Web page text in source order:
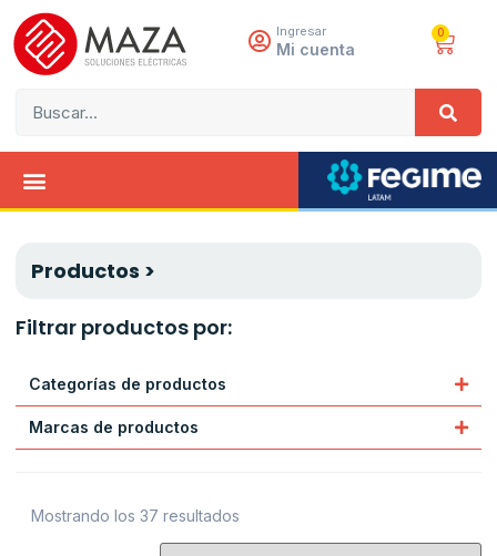
Ingresar
Mi cuenta
0
Productos >
Filtrar productos por:
Categorías de productos
Marcas de productos
Mostrando los 37 resultados